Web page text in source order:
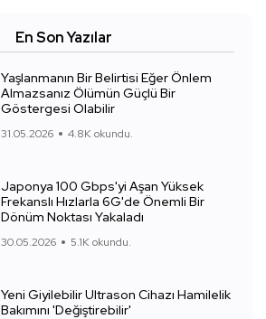
En Son Yazılar
Yaşlanmanın Bir Belirtisi Eğer Önlem
Almazsanız Ölümün Güçlü Bir
Göstergesi Olabilir
31.05.2026 4.8K okundu.
Japonya 100 Gbps'yi Aşan Yüksek
Frekanslı Hızlarla 6G'de Önemli Bir
Dönüm Noktası Yakaladı
30.05.2026 5.1K okundu.
Yeni Giyilebilir Ultrason Cihazı Hamilelik
Bakımını 'Değiştirebilir'